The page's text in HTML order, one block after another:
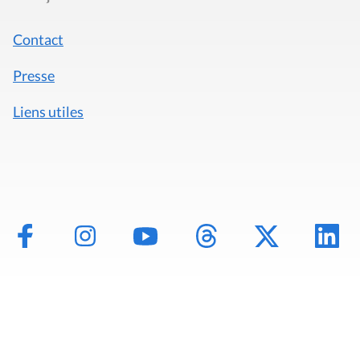
Contact
Presse
Liens utiles